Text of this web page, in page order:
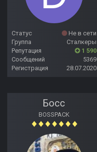
Статус
Не в сети
Группа
Сталкеры
Репутация
1 590
Сообщений
5369
Регистрация
28.07.2020
Босс
BOSSPACK